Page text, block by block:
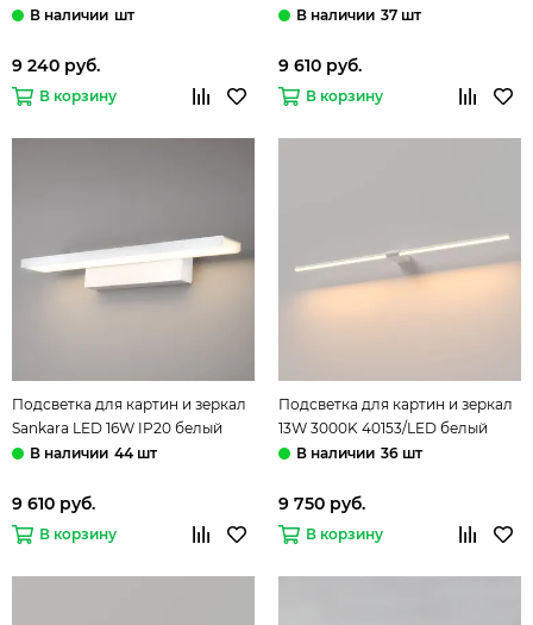
жемчуг Luar Elektrostandard
шт
9 240 руб.
В корзину
Elektrostandard37 шт
9 610 руб.
В корзину
Подсветка для картин и зеркал
Sankara LED 16W IP20 белый
Elektrostandard44 шт
9 610 руб.
В корзину
Подсветка для картин и зеркал
13W 3000K 40153/LED белый
Luar Elektrostandard
36 шт
9 750 руб.
В корзину